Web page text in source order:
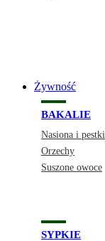
Żywność
BAKALIE
Nasiona i pestki
Orzechy
Suszone owoce
SYPKIE